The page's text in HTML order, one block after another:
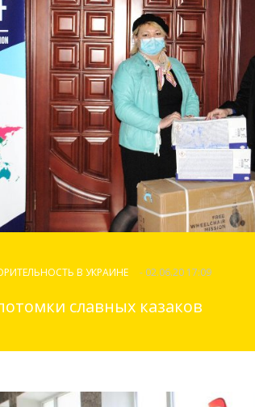
В УКРАИНЕ - 02.06.20 17:09
славных казаков